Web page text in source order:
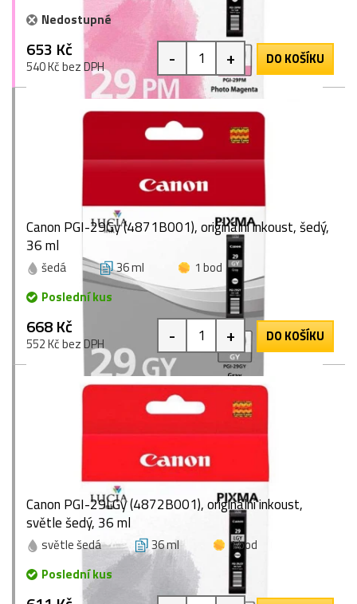
Nedostupné
653 Kč
540 Kč bez DPH - + DO KOŠÍKU
Canon PGI-29Gy (4871B001), originální inkoust, šedý,
36 ml
šedá 36 ml
1 bod
Poslední kus
668 Kč
552 Kč bez DPH - + DO KOŠÍKU
Canon PGI-29LGy (4872B001), originální inkoust,
světle šedý, 36 ml
světle šedá 36 ml
1 bod
Poslední kus